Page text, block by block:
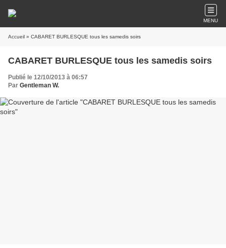
MENU
Accueil » CABARET BURLESQUE tous les samedis soirs
CABARET BURLESQUE tous les samedis soirs
Publié le 12/10/2013 à 06:57
Par Gentleman W.